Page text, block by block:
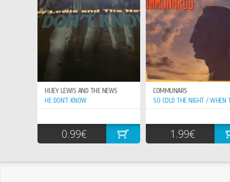
HUEY LEWIS AND THE NEWS
HE DON`T KNOW
0.99€
COMMUNARS
1.99€